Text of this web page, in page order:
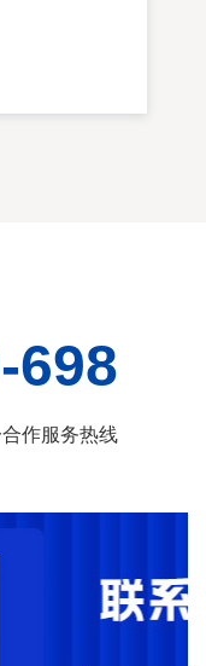
698
作服务热线